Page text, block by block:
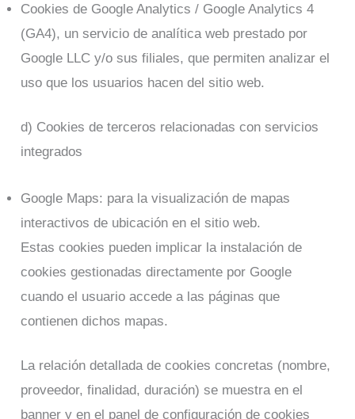
Cookies de Google Analytics / Google Analytics 4
(GA4), un servicio de analítica web prestado por
Google LLC y/o sus filiales, que permiten analizar el
uso que los usuarios hacen del sitio web.
d) Cookies de terceros relacionadas con servicios
integrados
Google Maps: para la visualización de mapas
interactivos de ubicación en el sitio web.
Estas cookies pueden implicar la instalación de
cookies gestionadas directamente por Google
cuando el usuario accede a las páginas que
contienen dichos mapas.
La relación detallada de cookies concretas (nombre,
proveedor, finalidad, duración) se muestra en el
banner y en el panel de configuración de cookies